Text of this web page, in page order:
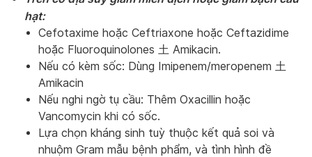
hạt:
Cefotaxime hoặc Ceftriaxone hoặc Ceftazidime
hoặc Fluoroquinolones 土 Amikacin.
Nếu có kèm sốc: Dùng Imipenem/meropenem 土
Amikacin
Nếu nghi ngờ tụ cầu: Thêm Oxacillin hoặc
Vancomycin khi có sốc.
Lựa chọn kháng sinh tuỳ thuộc kết quả soi và
nhuộm Gram mẫu bệnh phẩm, và tình hình đề